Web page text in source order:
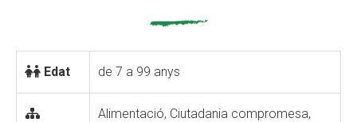
Edat de 7 a 99 anys
Alimentació, Ciutadania compromesa,